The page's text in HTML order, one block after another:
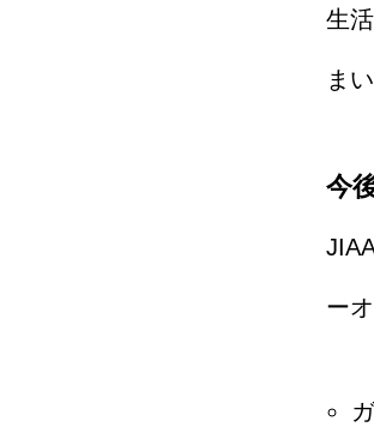
生
ま
今
ー